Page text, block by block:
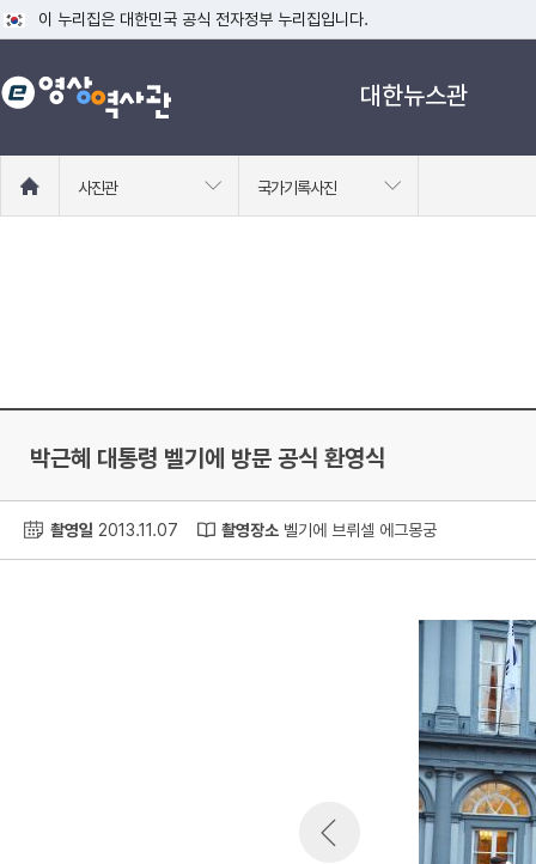
이 누리집은 대한민국 공식 전자정부 누리집입니다.
공식 누리집 주소 확인하기
go.kr 주소를 사용하는 누리집은 대한민국 정부기관이 관리하는 누리집입니
대한뉴스관
로
사진관 국가기록사진
박근혜 대통령 벨기에 방문 공식 환영식
촬영일 2013.11.07 촬영장소 벨기에 브뤼셀 에그몽궁